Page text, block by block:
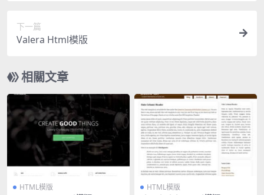
下一篇
Valera Html模版
相關文章
HTML模版 HTML模版